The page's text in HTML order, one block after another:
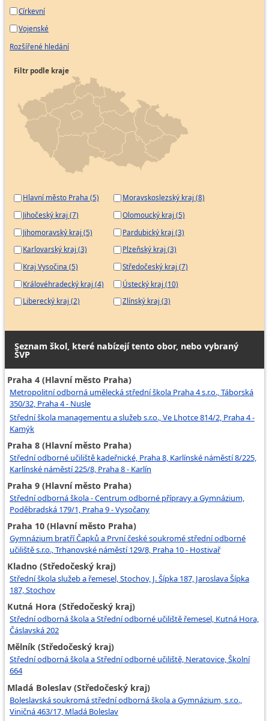
Církevní
Vojenské
Rozšířené hledání
Filtr podle kraje
Hlavní město Praha (5)
Jihočeský kraj (7)
Jihomoravský kraj (5)
Karlovarský kraj (3)
Kraj Vysočina (5)
Královéhradecký kraj (4)
Liberecký kraj (2)
Moravskoslezský kraj (8)
Olomoucký kraj (5)
Pardubický kraj (3)
Plzeňský kraj (3)
Středočeský kraj (7)
Ústecký kraj (10)
Zlínský kraj (3)
Seznam škol, které nabízejí tento obor, nebo vybraný
ŠVP
Praha 4 (Hlavní město Praha)
Metropolitní odborná umělecká střední škola Praha 4 s.r.o., Táborská
350/32, Praha 4 - Nusle
Střední škola managementu a služeb s.r.o., Ve Lhotce 814/2, Praha 4 -
Kamýk
Praha 8 (Hlavní město Praha)
Střední odborné učiliště kadeřnické, Praha 8, Karlínské náměstí 8/225,
Karlínské náměstí 225/8, Praha 8 - Karlín
Praha 9 (Hlavní město Praha)
Střední odborná škola - Centrum odborné přípravy a Gymnázium,
Poděbradská 179/1, Praha 9 - Vysočany
Praha 10 (Hlavní město Praha)
Gymnázium bratří Čapků a První české soukromé střední odborné
učiliště s.r.o., Trhanovské náměstí 129/8, Praha 10 - Hostivař
Kladno (Středočeský kraj)
Střední škola služeb a řemesel, Stochov, J. Šípka 187, Jaroslava Šípka
187, Stochov
Kutná Hora (Středočeský kraj)
Střední odborná škola a Střední odborné učiliště řemesel, Kutná Hora,
Čáslavská 202
Mělník (Středočeský kraj)
Střední odborná škola a Střední odborné učiliště, Neratovice, Školní
664
Mladá Boleslav (Středočeský kraj)
Boleslavská soukromá střední odborná škola a Gymnázium, s.r.o.,
Viničná 463/17, Mladá Boleslav